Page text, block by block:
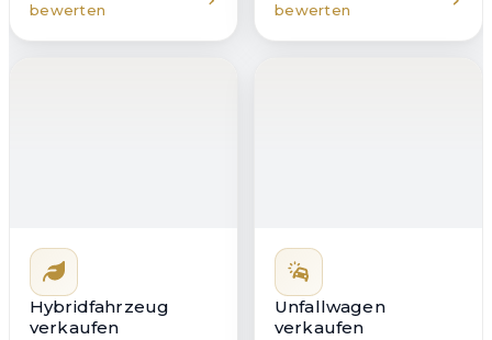
bewerten
bewerten
Hybridfahrzeug
verkaufen
Unfallwagen
verkaufen